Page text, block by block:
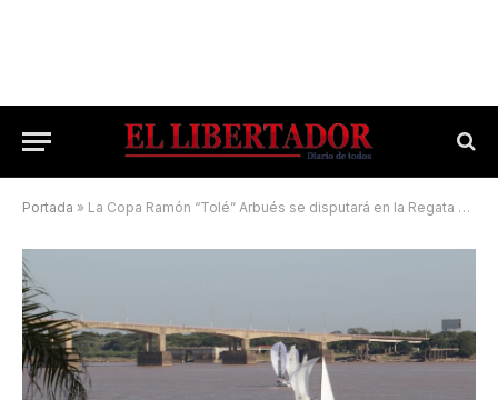
Portada » La Copa Ramón “Tolé” Arbués se disputará en la Regata Corrientes – Empedrado